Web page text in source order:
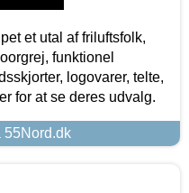
et utal af friluftsfolk,
funktionel
logovarer, telte,
for at se deres udvalg.
55Nord.dk